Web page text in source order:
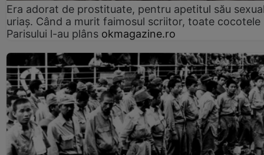
Era adorat de prostituate, pentru apetitul său
uriaș. Când a murit faimosul scriitor, toate cocotele
Parisului l-au plâns okmagazine.ro